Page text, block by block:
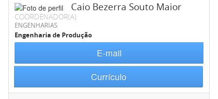
Caio Bezerra Souto Maior
COORDENADOR(A)
ENGENHARIAS
Engenharia de Produção
E-mail
Currículo